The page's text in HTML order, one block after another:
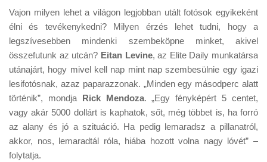
Tudástár
Tanácsok
Érdekességek
Helyszíni Riport
E-BB
Vajon milyen lehet a világon legjobban utált fotósok egyikeként
élni és tevékenykedni? Milyen érzés lehet tudni, hogy a
legszívesebben mindenki szembeköpne minket, akivel
összefutunk az utcán? Eitan Levine, az Elite Daily munkatársa
utánajárt, hogy mivel kell nap mint nap szembesülnie egy igazi
lesifotósnak, azaz paparazzonak. „Minden egy másodperc alatt
történik”, mondja Rick Mendoza. „Egy fényképért 5 centet,
vagy akár 5000 dollárt is kaphatok, sőt, még többet is, ha forró
az alany és jó a szituáció. Ha pedig lemaradsz a pillanatról,
akkor, nos, lemaradtál róla, hiába hozott volna nagy lóvét” –
folytatja.